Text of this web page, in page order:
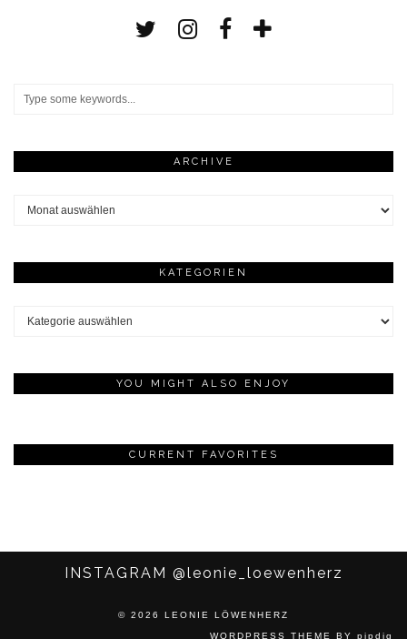
ARCHIVE
KATEGORIEN
YOU MIGHT ALSO ENJOY
CURRENT FAVORITES
INSTAGRAM @leonie_loewenherz
© 2026 LEONIE LÖWENHERZ
WORDPRESS THEME BY pipdig